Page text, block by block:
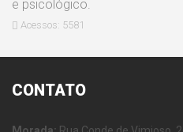
e psicológico.
Acessos: 5581
CONTATO